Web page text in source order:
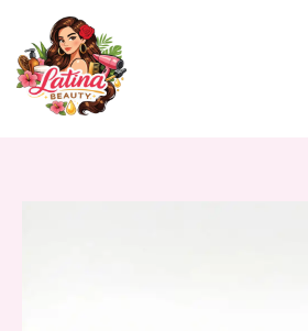
contenido